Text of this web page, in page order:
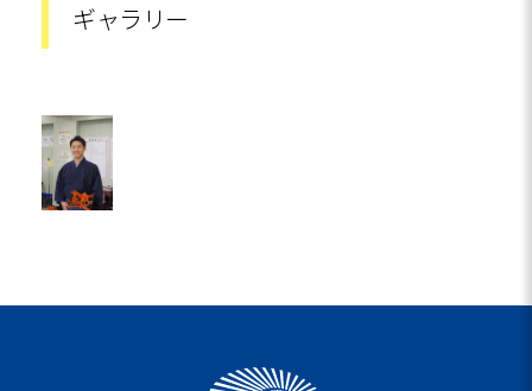
ギャラリー